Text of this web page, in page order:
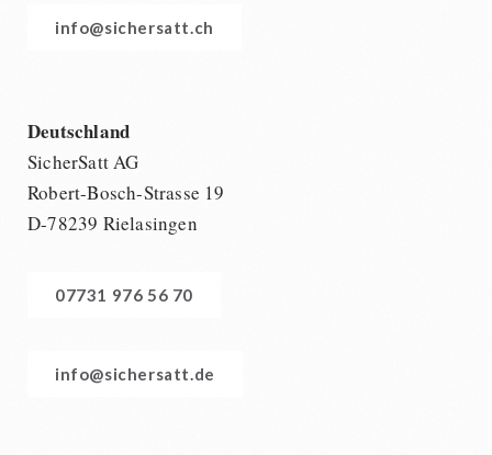
info@sichersatt.ch
Deutschland
SicherSatt AG
Robert-Bosch-Strasse 19
D-78239 Rielasingen
07731 976 56 70
info@sichersatt.de